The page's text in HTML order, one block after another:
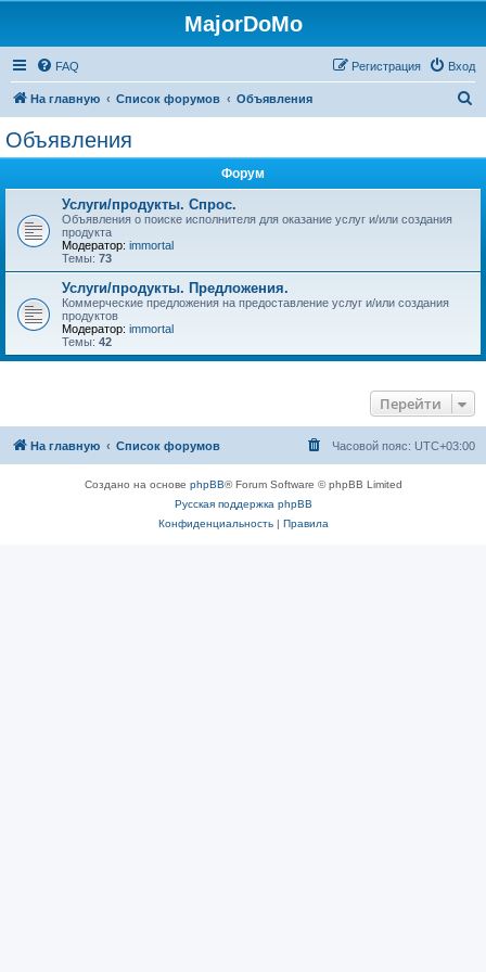
MajorDoMo
FAQ Вход
Регистрация
На главную Список форумов Объявления
Объявления
Форум
Услуги/продукты. Спрос.
Объявления о поиске исполнителя для оказание услуг и/или создания
продукта
Модератор: immortal
Темы: 73
Услуги/продукты. Предложения.
Коммерческие предложения на предоставление услуг и/или создания
продуктов
Модератор: immortal
Темы: 42
Перейти
На главную Список форумов Часовой пояс: UTC+03:00
Создано на основе phpBB® Forum Software © phpBB Limited
Русская поддержка phpBB
Конфиденциальность| Правила